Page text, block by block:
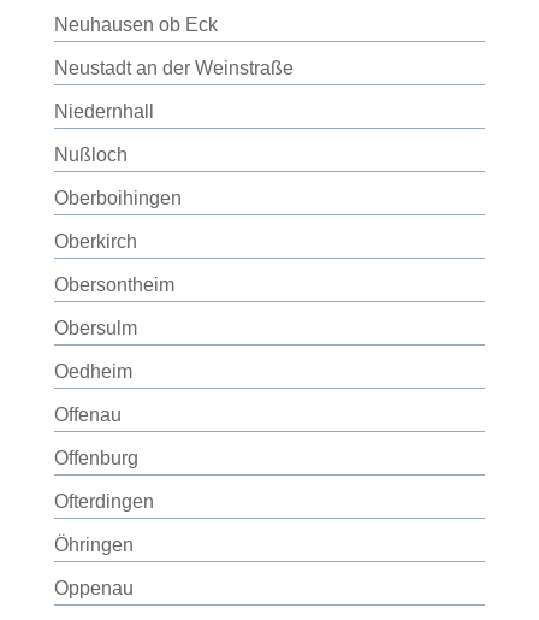
Neuhausen ob Eck
Neustadt an der Weinstraße
Niedernhall
Nußloch
Oberboihingen
Oberkirch
Obersontheim
Obersulm
Oedheim
Offenau
Offenburg
Ofterdingen
Öhringen
Oppenau